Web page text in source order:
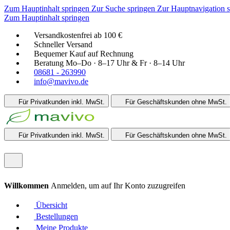
Zum Hauptinhalt springen Zur Suche springen Zur Hauptnavigation
Zum Hauptinhalt springen
Versandkostenfrei ab 100 €
Schneller Versand
Bequemer Kauf auf Rechnung
Beratung Mo–Do · 8–17 Uhr & Fr · 8–14 Uhr
08681 - 263990
info@mavivo.de
Für Privatkunden inkl. MwSt. Für Geschäftskunden ohne MwSt.
Für Privatkunden inkl. MwSt. Für Geschäftskunden ohne MwSt.
Willkommen Anmelden, um auf Ihr Konto zuzugreifen
Übersicht
Bestellungen
Meine Produkte